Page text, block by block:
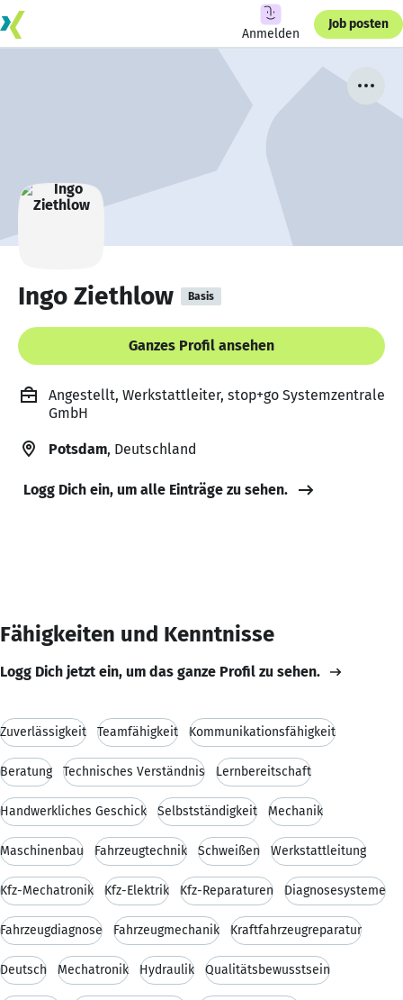
Anmelden
Job posten
Ingo Ziethlow Basis
Ganzes Profil ansehen
Angestellt, Werkstattleiter, stop+go Systemzentrale
GmbH
Potsdam, Deutschland
Logg Dich ein, um alle Einträge zu sehen.
Fähigkeiten und Kenntnisse
Logg Dich jetzt ein, um das ganze Profil zu sehen.
Zuverlässigkeit Teamfähigkeit Kommunikationsfähigkeit
Beratung Technisches Verständnis Lernbereitschaft
Handwerkliches Geschick Selbstständigkeit Mechanik
Maschinenbau Fahrzeugtechnik Schweißen Werkstattleitung
Kfz-Mechatronik Kfz-Elektrik Kfz-Reparaturen Diagnosesysteme
Fahrzeugdiagnose Fahrzeugmechanik Kraftfahrzeugreparatur
Deutsch Mechatronik Hydraulik Qualitätsbewusstsein